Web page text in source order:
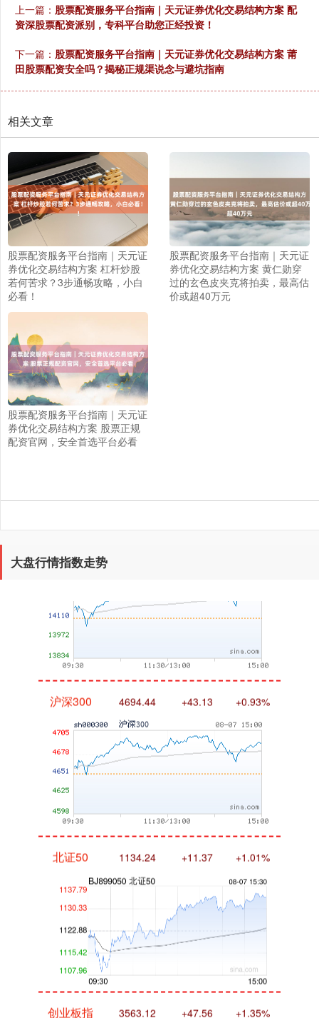
上一篇： 股票配资服务平台指南｜天元证券优化交易结构方案 配
资深股票配资派别，专科平台助您正经投资！
下一篇： 股票配资服务平台指南｜天元证券优化交易结构方案 莆
田股票配资安全吗？揭秘正规渠说念与避坑指南
相关文章
股票配资服务平台指南｜天元证
券优化交易结构方案 杠杆炒股
若何苦求？3步通畅攻略，小白
必看！
股票配资服务平台指南｜天元证
券优化交易结构方案 黄仁勋穿
过的玄色皮夹克将拍卖，最高估
价或超40万元
股票配资服务平台指南｜天元证
券优化交易结构方案 股票正规
配资官网，安全首选平台必看
大盘行情指数走势
上证综指 3940.04
深证成指 14311.01 +200.89 +1.42%